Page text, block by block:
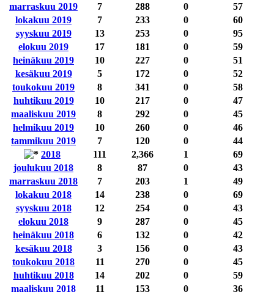
marraskuu 2019
7 288 0
57
lokakuu 2019
7 233 0
60
syyskuu 2019
13 253 0
95
elokuu 2019
17 181 0
59
heinäkuu 2019
10 227 0
51
kesäkuu 2019
5 172 0
52
toukokuu 2019
8 341 0
58
huhtikuu 2019
10 217 0
47
maaliskuu 2019
8 292 0
45
helmikuu 2019
10 260 0
46
tammikuu 2019
7 120 0
44
2018
111 2,366 1
69
joulukuu 2018
8 87 0
43
marraskuu 2018
7 203 1
49
lokakuu 2018
14 238 0
69
syyskuu 2018
12 254 0
43
elokuu 2018
9 287 0
45
heinäkuu 2018
6 132 0
42
kesäkuu 2018
3 156 0
43
toukokuu 2018
11 270 0
45
huhtikuu 2018
14 202 0
59
maaliskuu 2018
11 153 0 36